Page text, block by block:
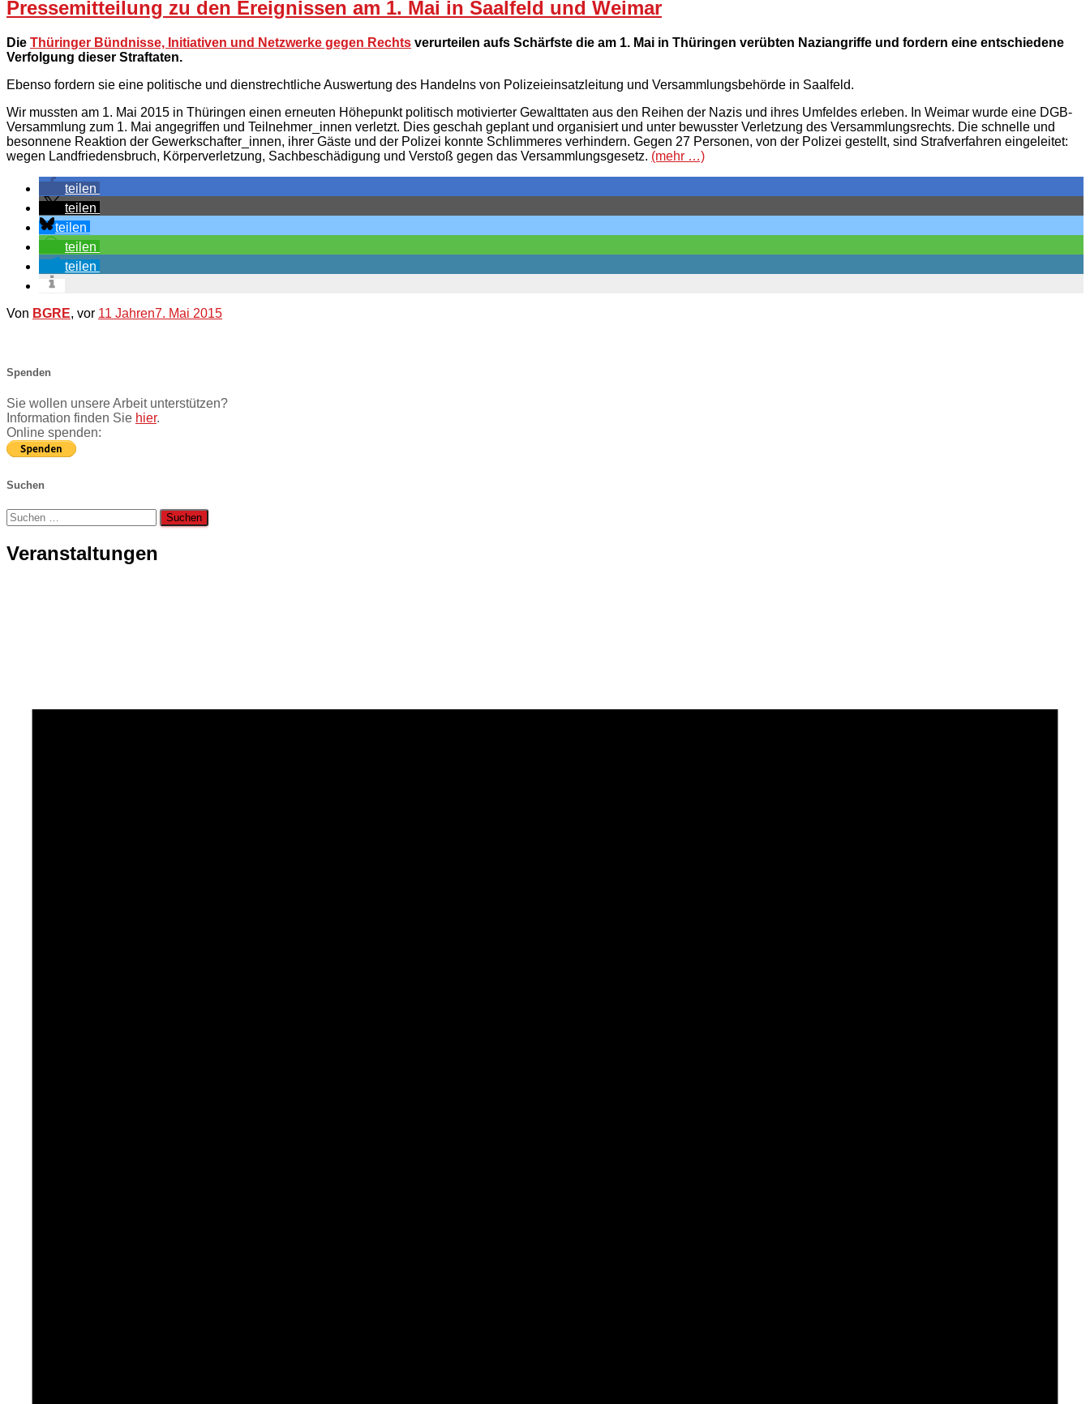
Pressemitteilung zu den Ereignissen am 1. Mai in Saalfeld und Weimar
Die Thüringer Bündnisse, Initiativen und Netzwerke gegen Rechts verurteilen aufs Schärfste die am 1. Mai in Thüringen verübten Naziangriffe und fordern eine entschiedene
Verfolgung dieser Straftaten.
Ebenso fordern sie eine politische und dienstrechtliche Auswertung des Handelns von Polizeieinsatzleitung und Versammlungsbehörde in Saalfeld.
Wir mussten am 1. Mai 2015 in Thüringen einen erneuten Höhepunkt politisch motivierter Gewalttaten aus den Reihen der Nazis und ihres Umfeldes erleben. In Weimar wurde eine DGB-
Versammlung zum 1. Mai angegriffen und Teilnehmer_innen verletzt. Dies geschah geplant und organisiert und unter bewusster Verletzung des Versammlungsrechts. Die schnelle und
besonnene Reaktion der Gewerkschafter_innen, ihrer Gäste und der Polizei konnte Schlimmeres verhindern. Gegen 27 Personen, von der Polizei gestellt, sind Strafverfahren eingeleitet:
wegen Landfriedensbruch, Körperverletzung, Sachbeschädigung und Verstoß gegen das Versammlungsgesetz. (mehr …)
teilen
teilen
teilen
teilen
teilen
Von BGRE, vor 11 Jahren7. Mai 2015
Spenden
Sie wollen unsere Arbeit unterstützen?
Information finden Sie hier.
Online spenden:
Suchen
Suchen
nach:
Veranstaltungen